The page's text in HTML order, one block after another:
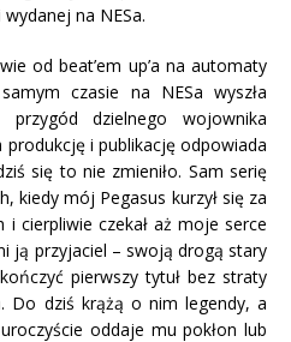
na NESa.
od beat’em up’a na automaty
czasie na NESa wyszła
przygód dzielnego wojownika
produkcję i publikację odpowiada
się to nie zmieniło. Sam serię
kiedy mój Pegasus kurzył się za
i cierpliwie czekał aż moje serce
ją przyjaciel – swoją drogą stary
pierwszy tytuł bez straty
Do dziś krążą o nim legendy, a
oddaje mu pokłon lub